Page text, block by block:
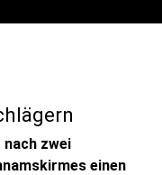
nach zwei
einen